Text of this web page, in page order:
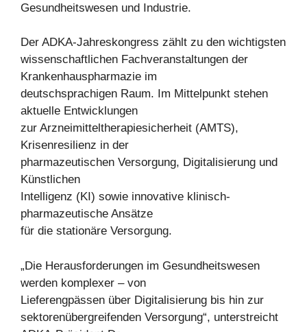
Gesundheitswesen und Industrie.
Der ADKA-Jahreskongress zählt zu den wichtigsten
wissenschaftlichen Fachveranstaltungen der
Krankenhauspharmazie im
deutschsprachigen Raum. Im Mittelpunkt stehen
aktuelle Entwicklungen
zur Arzneimitteltherapiesicherheit (AMTS),
Krisenresilienz in der
pharmazeutischen Versorgung, Digitalisierung und
Künstlichen
Intelligenz (KI) sowie innovative klinisch-
pharmazeutische Ansätze
für die stationäre Versorgung.
„Die Herausforderungen im Gesundheitswesen
werden komplexer – von
Lieferengpässen über Digitalisierung bis hin zur
sektorenübergreifenden Versorgung“, unterstreicht